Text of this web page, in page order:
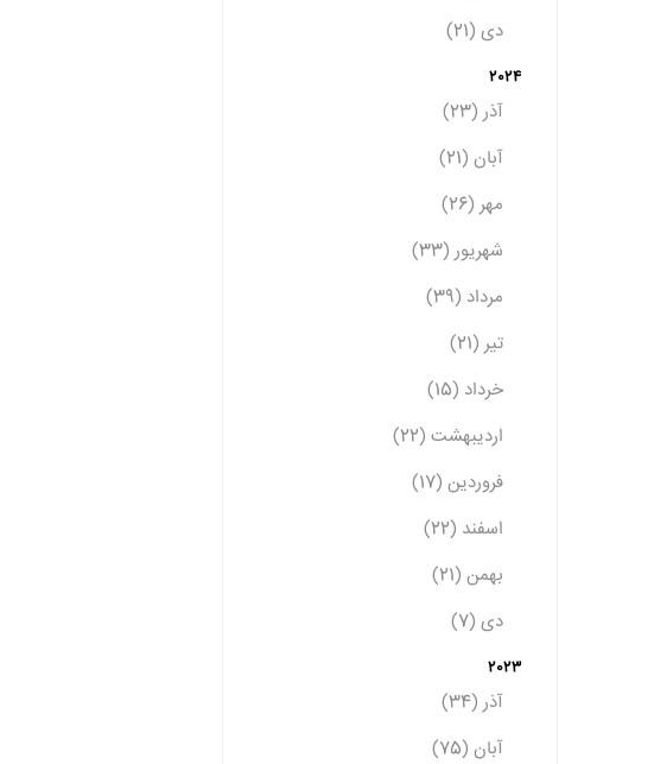
دی (21)
2024
آذر (23)
آبان (21)
مهر (26)
شهریور (33)
مرداد (39)
تیر (21)
خرداد (15)
اردیبهشت (22)
فروردین (17)
اسفند (22)
بهمن (21)
دی (7)
2023
آذر (34)
آبان (75)